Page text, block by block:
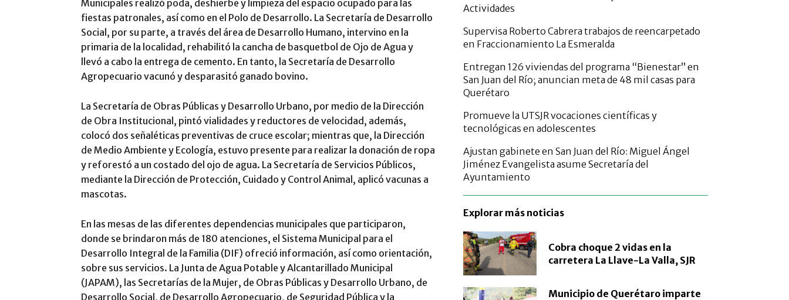
Municipales realizó poda, deshierbe y limpieza del espacio ocupado para las
fiestas patronales, así como en el Polo de Desarrollo. La Secretaría de Desarrollo
Social, por su parte, a través del área de Desarrollo Humano, intervino en la
primaria de la localidad, rehabilitó la cancha de basquetbol de Ojo de Agua y
llevó a cabo la entrega de cemento. En tanto, la Secretaría de Desarrollo
Agropecuario vacunó y desparasitó ganado bovino.
La Secretaría de Obras Públicas y Desarrollo Urbano, por medio de la Dirección
de Obra Institucional, pintó vialidades y reductores de velocidad, además,
colocó dos señaléticas preventivas de cruce escolar; mientras que, la Dirección
de Medio Ambiente y Ecología, estuvo presente para realizar la donación de ropa
y reforestó a un costado del ojo de agua. La Secretaría de Servicios Públicos,
mediante la Dirección de Protección, Cuidado y Control Animal, aplicó vacunas a
mascotas.
En las mesas de las diferentes dependencias municipales que participaron,
donde se brindaron más de 180 atenciones, el Sistema Municipal para el
Desarrollo Integral de la Familia (DIF) ofreció información, así como orientación,
sobre sus servicios. La Junta de Agua Potable y Alcantarillado Municipal
(JAPAM), las Secretarías de la Mujer, de Obras Públicas y Desarrollo Urbano, de
Desarrollo Social, de Desarrollo Agropecuario, de Seguridad Pública y la
Actividades
Supervisa Roberto Cabrera trabajos de reencarpetado
en Fraccionamiento La Esmeralda
Entregan 126 viviendas del programa “Bienestar” en
San Juan del Río; anuncian meta de 48 mil casas para
Querétaro
Promueve la UTSJR vocaciones científicas y
tecnológicas en adolescentes
Ajustan gabinete en San Juan del Río: Miguel Ángel
Jiménez Evangelista asume Secretaría del
Ayuntamiento
Explorar más noticias
Cobra choque 2 vidas en la
carretera La Llave-La Valla, SJR
Municipio de Querétaro imparte